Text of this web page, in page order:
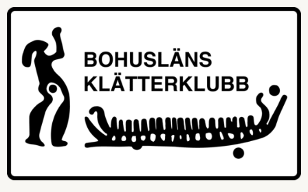
Hoppa
innehåll